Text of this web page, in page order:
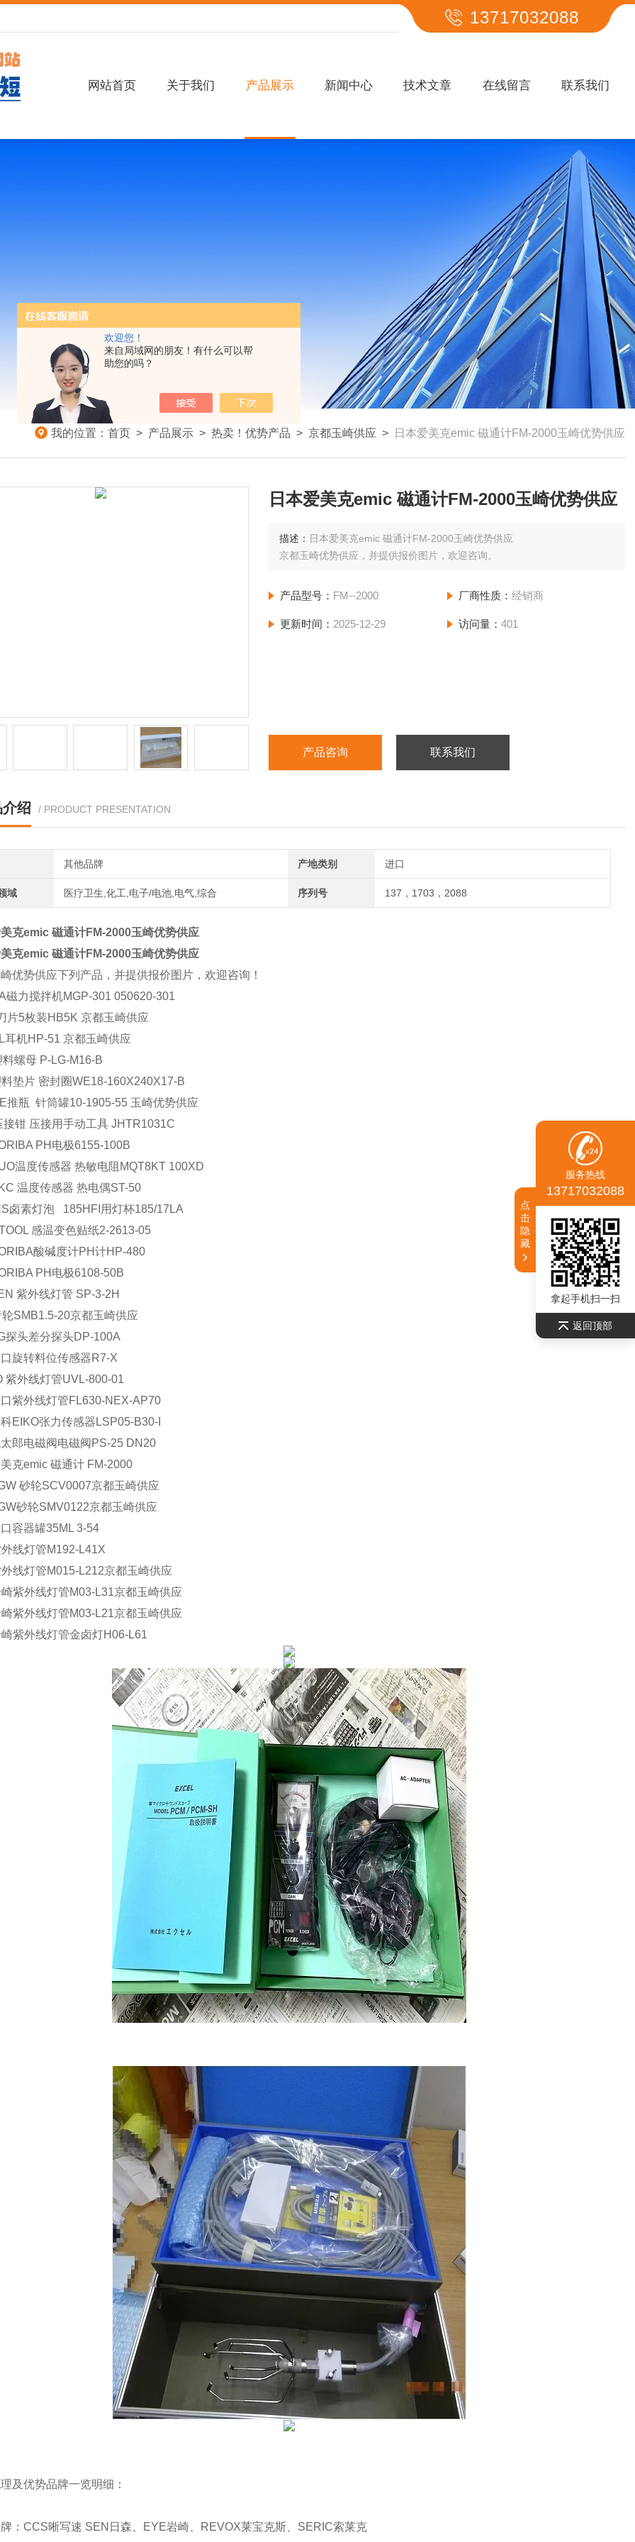
欢迎您！
来自局域网的朋友！有什么可以帮
助您的吗？
13717032088
网站首页 关于我们 产品展示 新闻中心 技术文章 在线留言 联系我们
我的位置： 首页 > 产品展示 > 热卖！优势产品 > 京都玉崎供应 > 日本爱美克emic 磁通计FM-2000玉崎优势供应
日本爱美克emic 磁通计FM-2000玉崎优势供应
描述： 日本爱美克emic 磁通计FM-2000玉崎优势供应
京都玉崎优势供应，并提供报价图片，欢迎咨询。
产品型号： FM--2000 厂商性质： 经销商
更新时间： 2025-12-29 访问量： 401
产品咨询 联系我们
绍 / PRODUCT PRESENTATION
其他品牌 产地类别 进口
域 医疗卫生,化工,电子/电池,电气,综合 序列号 137，1703，2088
美克emic 磁通计FM-2000玉崎优势供应
美克emic 磁通计FM-2000玉崎优势供应
优势供应下列产品，并提供报价图片，欢迎咨询！
磁力搅拌机MGP-301 050620-301
片5枚装HB5K 京都玉崎供应
耳机HP-51 京都玉崎供应
料螺母 P-LG-M16-B
垫片 密封圈WE18-160X240X17-B
推瓶 针筒罐10-1905-55 玉崎优势供应
接钳 压接用手动工具 JHTR1031C
PH 电极6155-100B
温度传感器 热敏电阻 MQT8KT 100XD
温度传感器 热电偶ST-50
卤素灯泡 185HFI 用灯杯185/17LA
感温变色贴纸2-2613-05
酸碱度计PH计HP-480
PH 电极6108-50B
紫外线灯管 SP-3-2H
SMB1.5-20京都玉崎供应
探头差分探头DP-100A
旋转料位传感器R7-X
紫外线灯管UVL-800-01
紫外线灯管FL630-NEX-AP70
EIKO张力传感器 LSP05-B30-I
郎电磁阀电磁阀 PS-25 DN20
克emic 磁通计 FM-2000
砂轮SCV0007京都玉崎供应
砂轮SMV0122京都玉崎供应
容器罐35ML 3-54
线灯管M192-L41X
线灯管M015-L212京都玉崎供应
紫外线灯管M03-L31京都玉崎供应
紫外线灯管M03-L21京都玉崎供应
紫外线灯管金卤灯H06-L61
及优势品牌一览明细：
： CCS晰写速 SEN 日森、 EYE岩崎、 REVOX莱宝克斯、 SERIC索莱克
服务热线
13717032088
拿起手机扫一扫
返回顶部
点
击
隐
藏